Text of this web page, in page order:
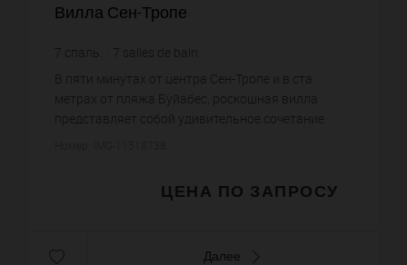
Вилла Сен-Тропе
7 спаль. 7 salles de bain
В пяти минутах от центра Сен-Тропе и в ста
метрах от пляжа Буйабес, роскошная вилла
представляет собой удивительное сочетание
ЦЕНА ПО ЗАПРОСУ
Далее